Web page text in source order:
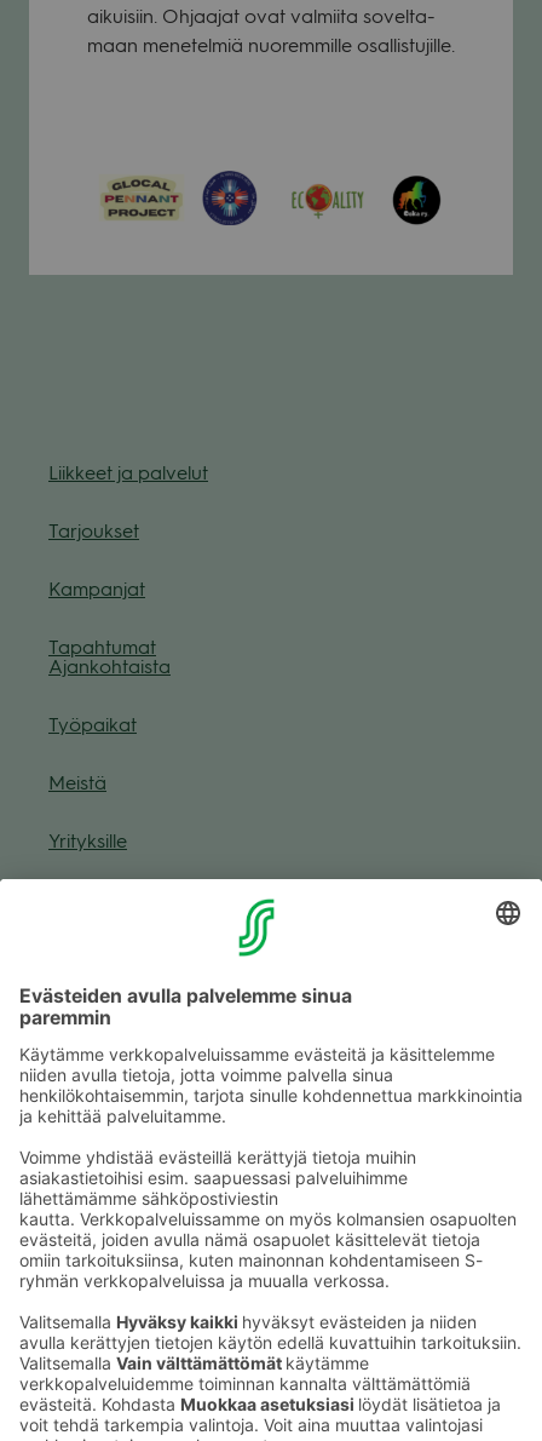
aikui­siin. Ohjaa­jat ovat val­miita sovel­ta­
maan mene­tel­miä nuo­rem­mille osal­lis­tu­jille.
Liik­keet ja pal­ve­lut
Tar­jouk­set
Kam­pan­jat
Tapah­tu­mat
Ajan­koh­taista
Työ­pai­kat
Meistä
Yri­tyk­sille
Muuta eväs­tea­se­tuk­sia & eväs­tein­for­maa­tio
Tie­to­suo­ja­se­loste (Arina)
Kaup­pa­kes­kus
Ma-pe
9–20
La
9–19
Su
11–18
Katso poik­keus­au­kio­lottäältä
Iso­katu 22–25,
90100 Oulu